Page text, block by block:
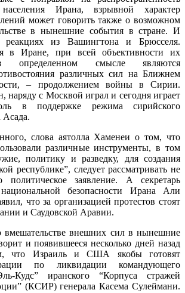
Ирана, взрывной характер
может говорить также о возможном
в нынешние события в стране. И
из Вашингтона и Брюсселя.
в Иране, при всей объективности их
определенном смысле являются
различных сил на Ближнем
– продолжением войны в Сирии.
наряду с Москвой играл и сегодня играет
в поддержке режима сирийского
Асада.
слова аятолла Хаменеи о том, что
различные инструменты, в том
политику и разведку, для создания
республике”, следует рассматривать не
политическое заявление. А секретарь
безопасности Ирана Али
что за организацией протестов стоят
и Саудовской Аравии.
вмешательстве внешних сил в нынешние
и появившееся несколько дней назад
что Израиль и США якобы готовят
по ликвидации командующего
Кудс” иранского “Корпуса стражей
(КСИР) генерала Касема Сулеймани.